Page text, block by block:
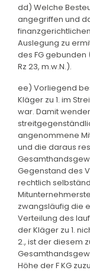
dd) Welche
angegriffen und
Auslegung zu
des FG gebunden
Rz 23, m.w.N.).
ee) Vorliegend
Kläger zu 1. im
war. Damit
angenommene
und die daraus
Gegenstand des
rechtlich
zwangsläufig die
Verteilung des
der Kläger zu 1.
2., ist der diesem
Höhe der F KG